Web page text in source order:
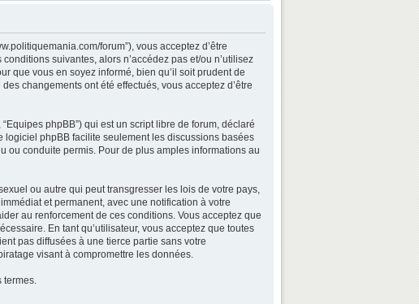
forum”), vous acceptez d’être
suivantes, alors n’accédez pas et/ou n’utilisez
que vous en soyez informé, bien qu’il soit prudent de
changements ont été effectués, vous acceptez d’être
“Equipes phpBB”) qui est un script libre de forum, déclaré
logiciel phpBB facilite seulement les discussions basées
ou conduite permis. Pour de plus amples informations au
ou autre qui peut transgresser les lois de votre pays,
et permanent, avec une notification à votre
au renforcement de ces conditions. Vous acceptez que
En tant qu’utilisateur, vous acceptez que toutes
pas diffusées à une tierce partie sans votre
visant à compromettre les données.
termes.